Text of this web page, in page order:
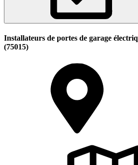
Installateurs de portes de garage
(75015)